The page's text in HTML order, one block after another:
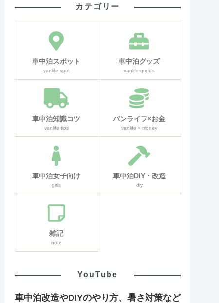
カテゴリー
車中泊スポット
vanlife spot
車中泊グッズ
vanlife goods
車中泊知識コツ
vanlife tips
バンライフ×お金
vanlife × money
車中泊女子向け
girls
車中泊DIY・改造
diy
雑記
note
YouTube
車中泊改造やDIYのやり方、暑さ対策など